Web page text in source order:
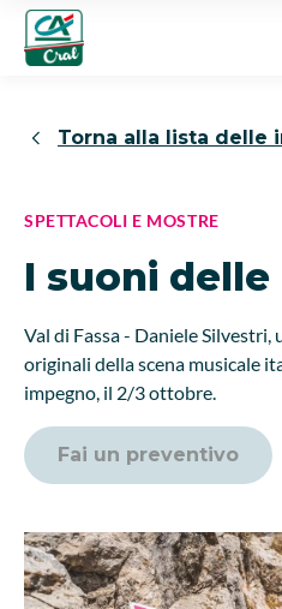
Torna alla lista delle
SPETTACOLI E MOSTRE
I suoni
Val di Fassa - Daniele
originali della scena musicale
impegno, il 2/3 ottobre.
Fai un preventivo